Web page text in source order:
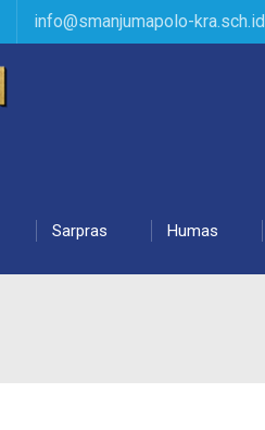
info@smanjumapolo-kra.sch.id
Sarpras Humas